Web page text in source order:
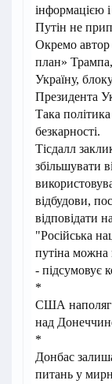
інформацією
Путін не
Окремо
план»
Україну,
Президента
Така
безкарності.
Тісдалл
збільшувати
відбудови,
відповідати
"Російська
путіна можна
- підсумовує
*
США
над
*
Донбас
питань у